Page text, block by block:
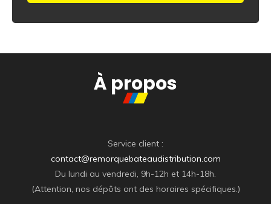
À propos
Service client :
contact@remorquebateaudistribution.com
Du lundi au vendredi, 9h-12h et 14h-18h.
(Attention, nos dépôts ont des horaires spécifiques.)